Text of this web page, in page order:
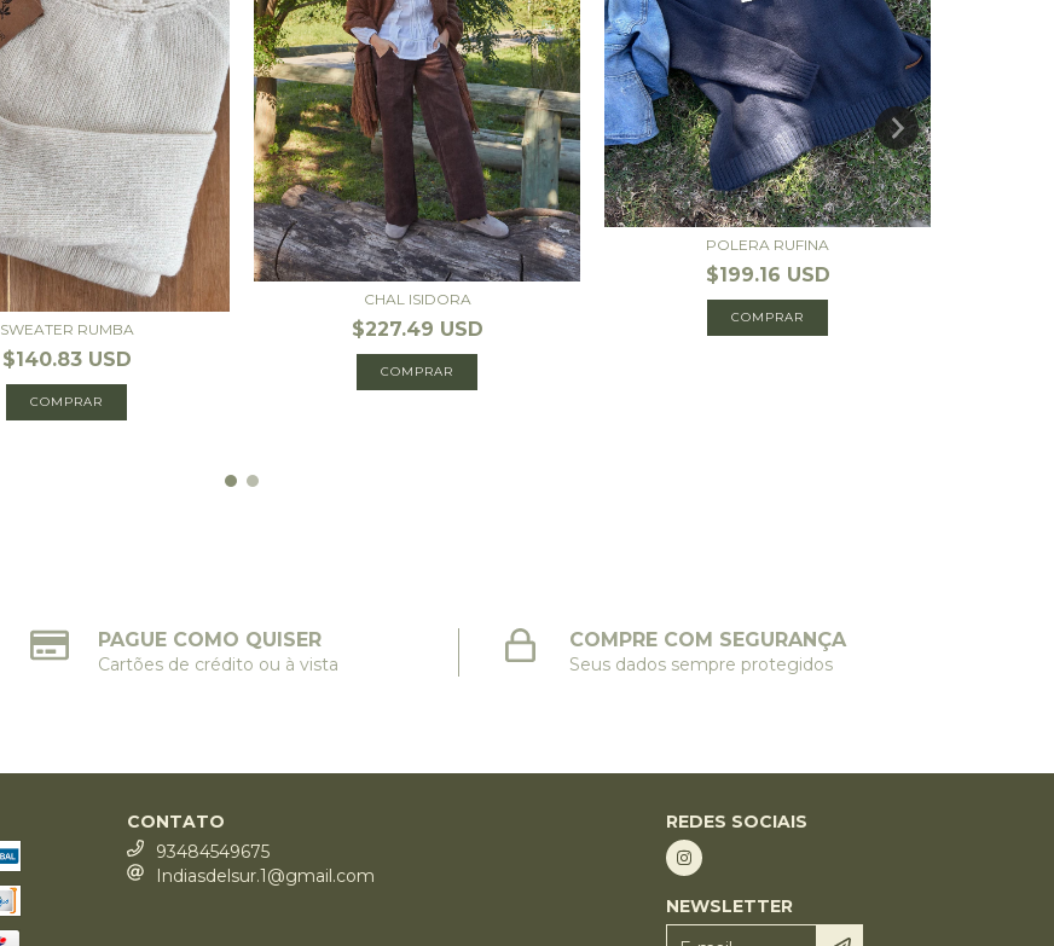
SWEATER RUMBA
$140.83 USD
COMPRAR
CHAL ISIDORA
$227.49 USD
COMPRAR
POLERA RUFINA
$199.16 USD
COMPRAR
PAGUE COMO QUISER
Cartões de crédito ou à vista
COMPRE COM SEGURANÇA
Seus dados sempre protegidos
CONTATO
93484549675
Indiasdelsur.1@gmail.com
REDES SOCIAIS
NEWSLETTER